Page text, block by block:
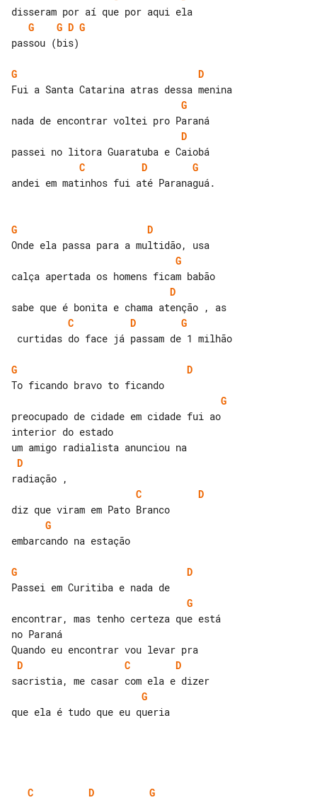
G
G D G
passou (bis)
G
D
G
D
C
D
G
andei em matinhos fui até Paranaguá.
G
D
G
D
C
D
G
G
D
G
preocupado de cidade em cidade fui ao
interior do estado
D
C
D
G
embarcando na estação
G
D
G
encontrar, mas tenho certeza que está
no Paraná
D
C
D
G
que ela é tudo que eu queria
C D G